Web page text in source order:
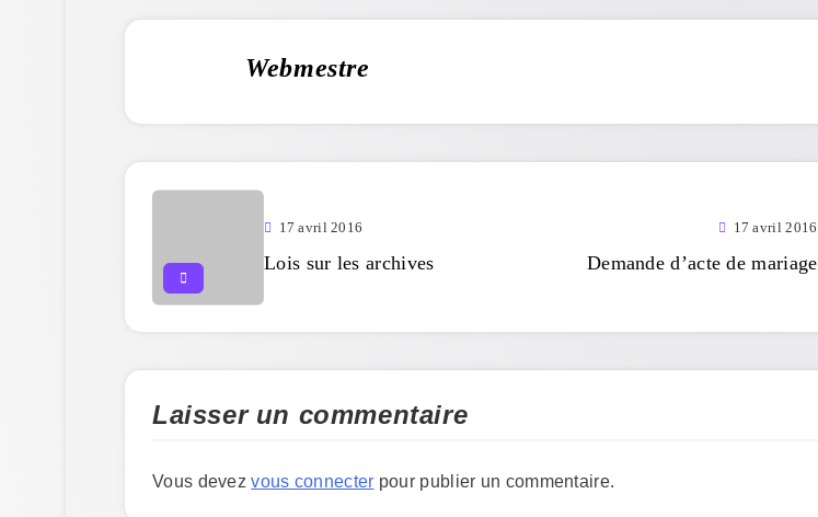
Webmestre
17 avril 2016
Lois sur les archives
17 avril 2016
Demande d’acte de mariage
Laisser un commentaire
Vous devezvous connecter pour publier un commentaire.